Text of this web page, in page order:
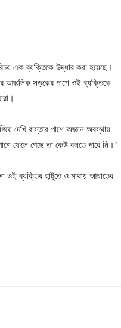
এক ব্যক্তিকে উদ্ধার করা হয়েছে।
আঞ্চলিক সড়কের পাশে ওই ব্যক্তিকে
দেখি রাস্তার পাশে অজ্ঞান অবস্থায়
ফেলে গেছে তা কেউ বলতে পারে নি।’
ওই ব্যক্তির হাটুতে ও মাথায় আঘাতের